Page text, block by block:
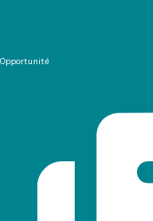
Opportunité